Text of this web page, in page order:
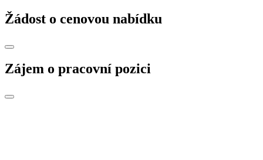
Žádost o cenovou nabídku
Zájem o pracovní pozici